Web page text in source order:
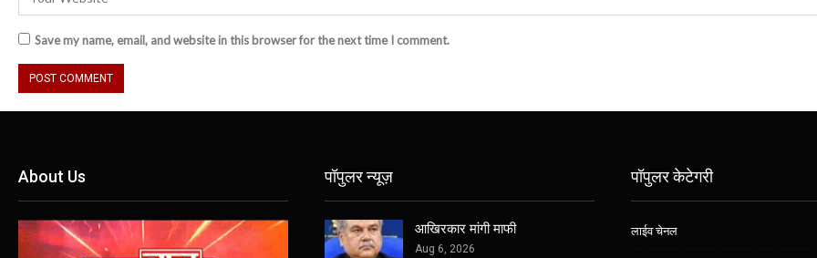
Save my name, email, and website in this browser for the next time I comment.
About Us पॉपुलर न्यूज़
आखिरकार मांगी माफी
Aug 6, 2026
पॉपुलर केटेगरी
लाईव चेनल